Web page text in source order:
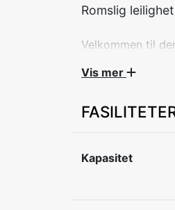
Romslig
Velkommen til
balkong – ideell
Soverom 1:
Hems: Ekstra
Vis mer
Kapasitet